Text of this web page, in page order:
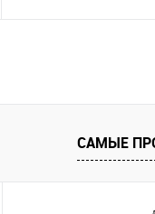
Купить в 1 клик
В избранноеСАМЫЕ